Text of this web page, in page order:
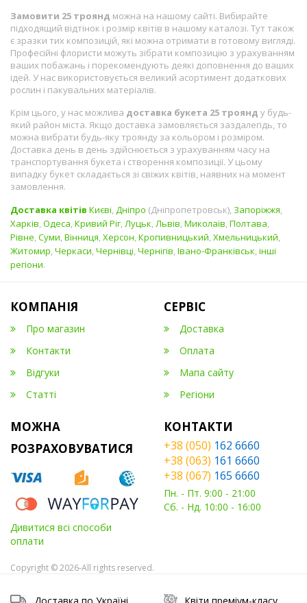
Замовити 25 троянд можна на нашому сайті. Вибирайте
підходящий відтінок і розмір квітів в нашому каталозі. Тут також
є зразки тих композицій, які можна отримати в готовому вигляді.
Професійні флористи можуть зібрати композицію з урахуванням
ваших побажань і порекомендують деякі доповнення до ваших
ідей. У нас використовується великий асортимент додаткових
рослин і пакувальних матеріалів.
Крім цього, у нас можлива доставка букета 25 троянд у будь-
який район міста. Якщо доставка замовляється заздалегідь, то
можна вибрати будь-яку троянду за кольором і розміром.
Доставка день в день здійснюється з урахуванням часу на
транспортування букета і створення композиції. У цьому
випадку букет складається зі свіжих квітів, наявних на момент
замовлення.
Доставка квітів Києві Дніпро (Дніпропетровськ), Запоріжжя
Харків Одеса Кривий Ріг, Луцьк Львів Миколаїв Полтава
Рівне Суми Вінниця Херсон Кропивницький Хмельницький
Житомир Черкаси Чернівці Чернігів Івано-Франківськ інші
регіони.
КОМПАНІЯ
Про магазин
Контакти
Відгуки
Статті
СЕРВІС
Доставка
Оплата
Мапа сайту
Регіони
МОЖНА
РОЗРАХОВУВАТИСЯ
Дивитися всі способи
оплати
КОНТАКТИ
+38 (050) 162 6660
+38 (063) 161 6660
+38 (067) 165 6660
Пн. - Пт. 9:00 - 21:00
Сб. - Нд. 10:00 - 16:00
Copyright © 2026-All rights reserved.
Доставка по Україні Квіти преміум-класу